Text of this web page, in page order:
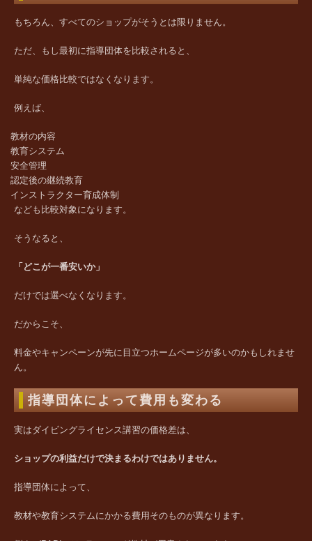
もちろん、すべてのショップがそうとは限りません。
ただ、もし最初に指導団体を比較されると、
単純な価格比較ではなくなります。
例えば、
教材の内容
教育システム
安全管理
認定後の継続教育
インストラクター育成体制
なども比較対象になります。
そうなると、
「どこが一番安いか」
だけでは選べなくなります。
だからこそ、
料金やキャンペーンが先に目立つホームページが多いのかもしれませ
ん。
指導団体によって費用も変わる
実はダイビングライセンス講習の価格差は、
ショップの利益だけで決まるわけではありません。
指導団体によって、
教材や教育システムにかかる費用そのものが異なります。